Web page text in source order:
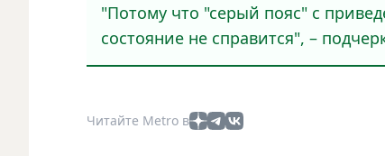
"Потому что "сeрый пояс" с
состояниe не справится", –
Читайте Metro в